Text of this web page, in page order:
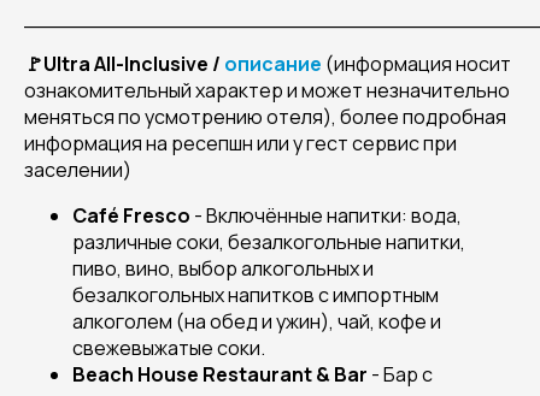
🚩UltraAll-Inclusive / описание (информация носит
ознакомительный характер и может незначительно
меняться по усмотрению отеля), более подробная
информация на ресепшн или у гест сервис при
заселении)
Café Fresco - Включённые напитки: вода,
различные соки, безалкогольные напитки,
пиво, вино, выбор алкогольных и
безалкогольных напитков с импортным
алкоголем (на обед и ужин), чай, кофе и
свежевыжатые соки.
Beach House Restaurant&Bar - Бар с